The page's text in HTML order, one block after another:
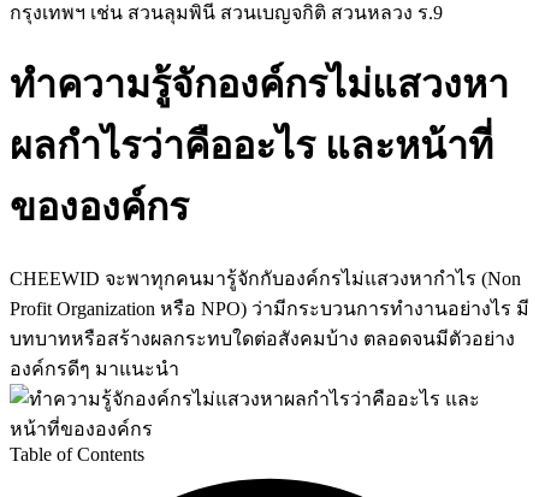
กรุงเทพฯ เช่น สวนลุมพินี สวนเบญจกิติ สวนหลวง ร.9
ทำความรู้จักองค์กรไม่แสวงหา
ผลกำไรว่าคืออะไร และหน้าที่
ขององค์กร
CHEEWID จะพาทุกคนมารู้จักกับองค์กรไม่แสวงหากำไร (Non
Profit Organization หรือ NPO) ว่ามีกระบวนการทำงานอย่างไร มี
บทบาทหรือสร้างผลกระทบใดต่อสังคมบ้าง ตลอดจนมีตัวอย่าง
องค์กรดีๆ มาแนะนำ
Table of Contents